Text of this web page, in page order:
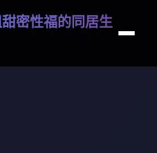
密性福的同居生